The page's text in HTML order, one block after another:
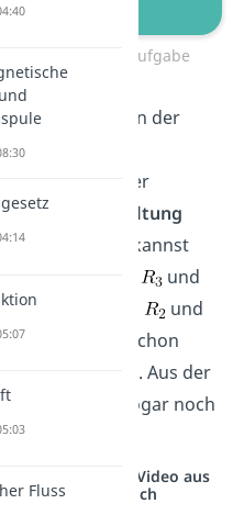
Aufgabe
sind mitten in der
Das stört die
und daher
sich, die
Schaltung
. Du kannst
und
Widerständen
und
tauschen und schon
Klemmen außen. Aus der
kannst du sie sogar noch
zeichnen.
vernetzt: Hier ein Video aus
anderen Bereich
Fluss